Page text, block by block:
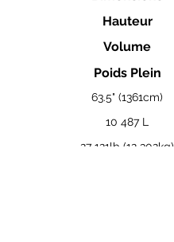
Hauteur
Volume
Poids Plein
63.5" (1361cm)
10 487 L
27 121lb (12 302kg)